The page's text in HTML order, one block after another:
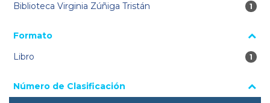
Biblioteca Virginia Zúñiga Tristán
1
1
Formato
Libro
1
1
Número de Clasificación